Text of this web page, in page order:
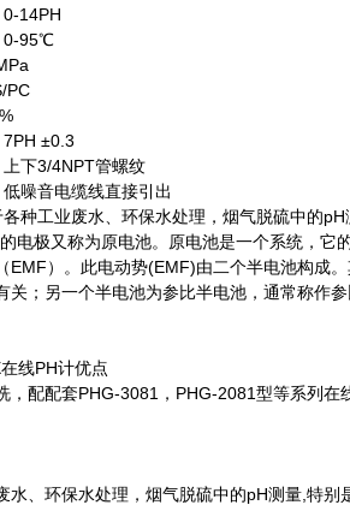
14PH
95℃
±0.3
下3/4NPT管螺纹
噪音电缆线直接引出
工业废水、环保水处理，烟气脱硫中的pH
极又称为原电池。原电池是一个系统，它
EMF）。此电动势(EMF)由二个半电池构成
关；另一个半电池为参比半电池，通常称作
线PH计优点
配配套PHG-3081，PHG-2081型等系列在
、环保水处理，烟气脱硫中的pH测量,特别